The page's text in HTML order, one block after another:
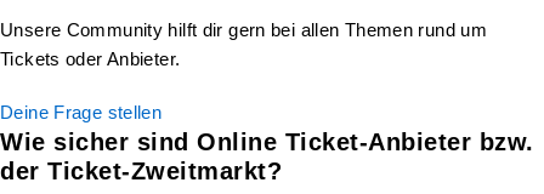
Unsere Community hilft dir gern bei allen Themen rund um
Tickets oder Anbieter.
Deine Frage stellen
Wie sicher sind Online Ticket-Anbieter bzw.
der Ticket-Zweitmarkt?